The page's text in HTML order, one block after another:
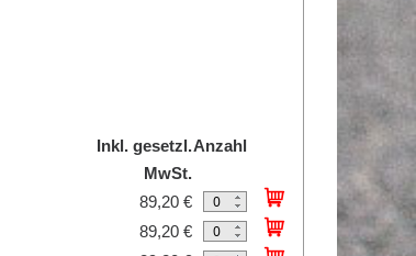
Inkl. gesetzl.
MwSt.
Anzahl
89,20 €
89,20 €